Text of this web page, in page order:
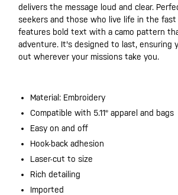
delivers the message loud and clear.
seekers and those who live life in the fast
features bold text with a camo pattern
adventure. It's designed to last, ensuring
out wherever your missions take you.
Material: Embroidery
Compatible with 5.11® apparel and bags
Easy on and off
Hook-back adhesion
Laser-cut to size
Rich detailing
Imported